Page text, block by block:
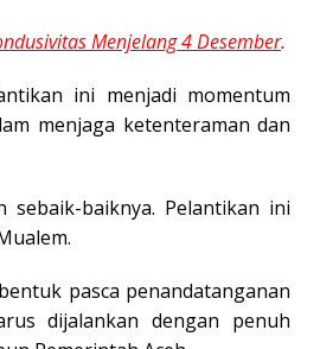
Menjelang 4 Desember.
ini menjadi momentum
menjaga ketenteraman dan
sebaik-baiknya. Pelantikan ini
pasca penandatanganan
dijalankan dengan penuh